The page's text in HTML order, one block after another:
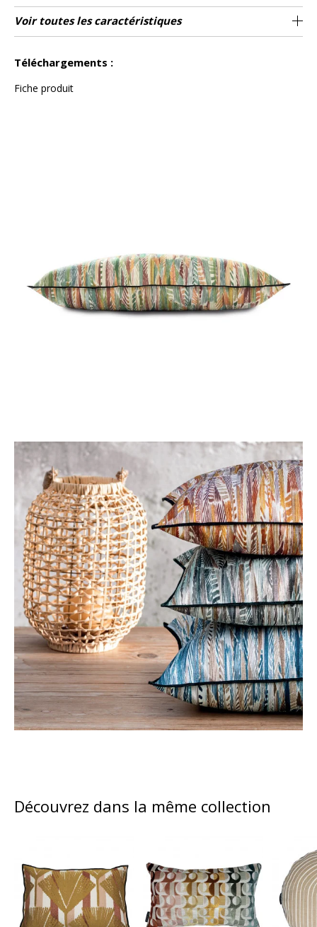
Finition Point bourdon
Fermeture Zippee invisible
Entretien
Pays d'origine Tunisie
Caractéristiques
Outdoor
Solidité à l’eau chlorée et à l’eau salée
>4-5 Echelle : 5)
Voir toutes les caractéristiques
Téléchargements :
Fiche produit
Découvrez dans la même collection